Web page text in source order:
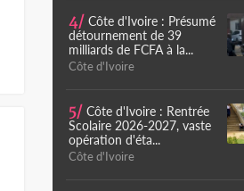
4/ Côte d'Ivoire : Présumé
détournement de 39
milliards de FCFA à la...
Côte d'Ivoire
5/ Côte d'Ivoire : Rentrée
Scolaire 2026-2027, vaste
opération d'éta...
Côte d'Ivoire